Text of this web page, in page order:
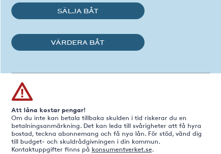
SÄLJA BÅT
VÄRDERA BÅT
Att låna kostar pengar!
Om du inte kan betala tillbaka skulden i tid riskerar du en
betalningsanmärkning. Det kan leda till svårigheter att få hyra
bostad, teckna abonnemang och få nya lån. För stöd, vänd dig
till budget- och skuldrådgivningen i din kommun.
Kontaktuppgifter finns på konsumentverket.se.